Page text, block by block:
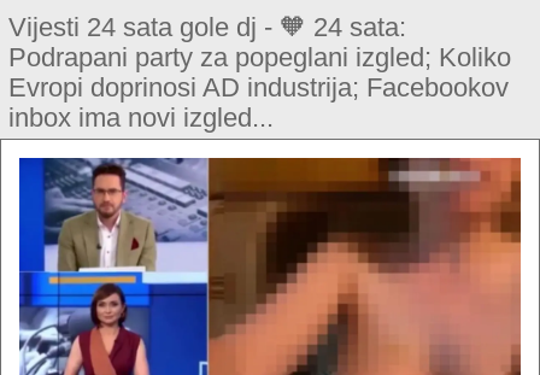
Vijesti 24 sata gole dj - 🧡 24 sata:
Podrapani party za popeglani izgled; Koliko
Evropi doprinosi AD industrija; Facebookov
inbox ima novi izgled...